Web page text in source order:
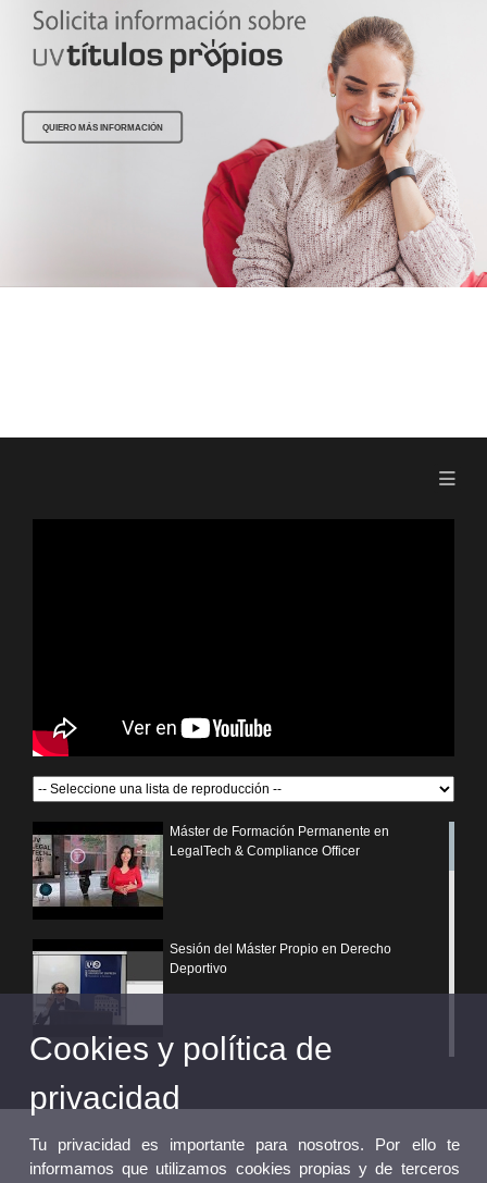
QUIERO MÁS INFORMACIÓN
Máster de Formación Permanente en
LegalTech & Compliance Officer
Sesión del Máster Propio en Derecho
Deportivo
¿Por qué elegir un postgrado propio de la
Universitat de València?
Cookies y política de
privacidad
Tu privacidad es importante para nosotros. Por ello te
informamos que utilizamos cookies propias y de terceros